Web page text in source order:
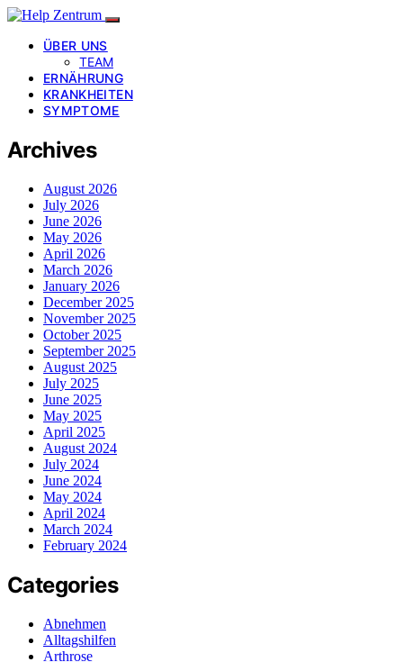
ÜBER UNS
TEAM
ERNÄHRUNG
KRANKHEITEN
SYMPTOME
Archives
August 2026
July 2026
June 2026
May 2026
April 2026
March 2026
January 2026
December 2025
November 2025
October 2025
September 2025
August 2025
July 2025
June 2025
May 2025
April 2025
August 2024
July 2024
June 2024
May 2024
April 2024
March 2024
February 2024
Categories
Abnehmen
Alltagshilfen
Arthrose